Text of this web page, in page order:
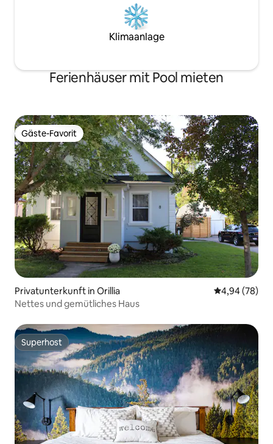
Klimaanlage
Ferienhäuser mit Pool mieten
Gäste-Favorit
Gäste-Favorit
Privatunterkunft in Orillia
4,94 (78)
Nettes und gemütliches Haus
Superhost
Superhost